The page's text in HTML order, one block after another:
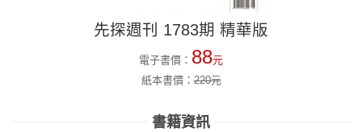
先探週刊 1783期 精華版
電子書價： 88元
紙本書價：220元
書籍資訊